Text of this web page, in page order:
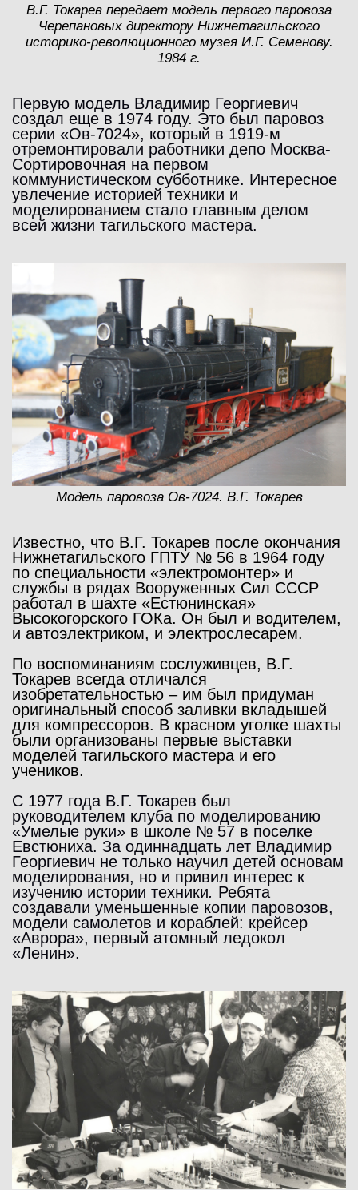
В.Г. Токарев передает модель первого паровоза
Черепановых директору Нижнетагильского
историко-революционного музея И.Г. Семенову.
1984 г.
Первую модель Владимир Георгиевич
создал еще в 1974 году. Это был паровоз
серии «Ов-7024», который в 1919-м
отремонтировали работники депо Москва-
Сортировочная на первом
коммунистическом субботнике. Интересное
увлечение историей техники и
моделированием стало главным делом
всей жизни тагильского мастера.
Модель паровоза Ов-7024. В.Г. Токарев
Известно, что В.Г. Токарев после окончания
Нижнетагильского ГПТУ № 56 в 1964 году
по специальности «электромонтер» и
службы в рядах Вооруженных Сил СССР
работал в шахте «Естюнинская»
Высокогорского ГОКа. Он был и водителем,
и автоэлектриком, и электрослесарем.
По воспоминаниям сослуживцев, В.Г.
Токарев всегда отличался
изобретательностью – им был придуман
оригинальный способ заливки вкладышей
для компрессоров. В красном уголке шахты
были организованы первые выставки
моделей тагильского мастера и его
учеников.
С 1977 года В.Г. Токарев был
руководителем клуба по моделированию
«Умелые руки» в школе № 57 в поселке
Евстюниха. За одиннадцать лет Владимир
Георгиевич не только научил детей основам
моделирования, но и привил интерес к
изучению истории техники. Ребята
создавали уменьшенные копии паровозов,
модели самолетов и кораблей: крейсер
«Аврора», первый атомный ледокол
«Ленин».